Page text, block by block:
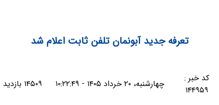
تعرفه جدید آبونمان تلفن ثابت اعلام شد
کد خبر :
۱۴۴۹۵۹
چهارشنبه، ۲۰ خرداد ۱۴۰۵ - ۱۰:۲۲:۴۹ ۱۴۵۰۹ بازدید